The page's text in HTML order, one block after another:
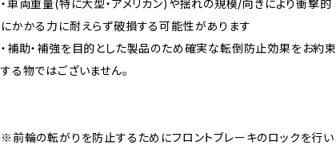
・車両重量(特に大型・アメリカン)や揺れの規模/向きにより衝撃的
にかかる力に耐えらず破損する可能性があります
・補助・補強を目的とした製品のため確実な転倒防止効果をお約束
する物ではございません。
※前輪の転がりを防止するためにフロントブレーキのロックを行い